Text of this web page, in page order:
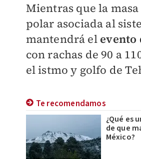
Mientras que la
polar asociada al
mantendrá el evento
con rachas de 90 a
el istmo y golfo de
Te recomendamos
¿Qué es
de que
México?